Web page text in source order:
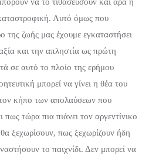
Αυτό όμως που
της ζωής μας έχουμε εγκαταστήσει
και την απληστία ως πρώτη
σε αυτό το πλοίο της ερήμου
μπορεί να γίνει η θέα του
κήπο των απολαύσεων που
πως τώρα πια πιάνει τον αργεντίνικο
ξεχωρίσουν, πως ξεχωρίζουν ήδη
το παιχνίδι. Δεν μπορεί να